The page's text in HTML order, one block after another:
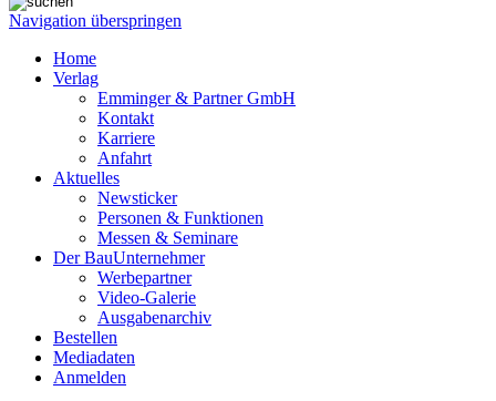
Navigation überspringen
Home
Verlag
Emminger & Partner GmbH
Kontakt
Karriere
Anfahrt
Aktuelles
Newsticker
Personen & Funktionen
Messen & Seminare
Der BauUnternehmer
Werbepartner
Video-Galerie
Ausgabenarchiv
Bestellen
Mediadaten
Anmelden